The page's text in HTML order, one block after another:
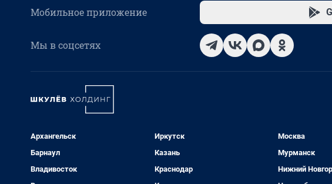
Мобильное приложение
Мы в соцсетях
Архангельск
Барнаул
Владивосток
Иркутск
Казань
Краснодар
Москва
Мурманск
Нижний